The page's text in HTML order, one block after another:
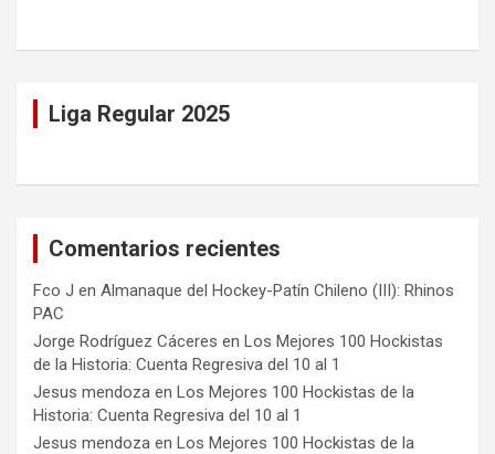
Liga Regular 2025
Comentarios recientes
Fco J en Almanaque del Hockey-Patín Chileno (III): Rhinos
PAC
Jorge Rodríguez Cáceres en Los Mejores 100 Hockistas
de la Historia: Cuenta Regresiva del 10 al 1
Jesus mendoza en Los Mejores 100 Hockistas de la
Historia: Cuenta Regresiva del 10 al 1
Jesus mendoza en Los Mejores 100 Hockistas de la